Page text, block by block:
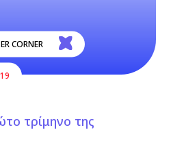
CORNER
τρίμηνο της